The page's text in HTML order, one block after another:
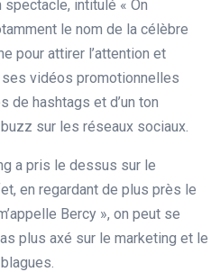
intitulé « On
le nom de la célèbre
pour attirer l’attention et
vidéos promotionnelles
de hashtags et d’un ton
sur les réseaux sociaux.
a pris le dessus sur le
en regardant de plus près le
Bercy », on peut se
plus axé sur le marketing et le